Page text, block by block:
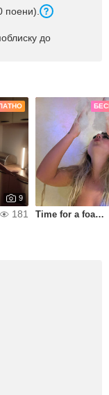
поени).
до
9
181 Time for a foamy bath